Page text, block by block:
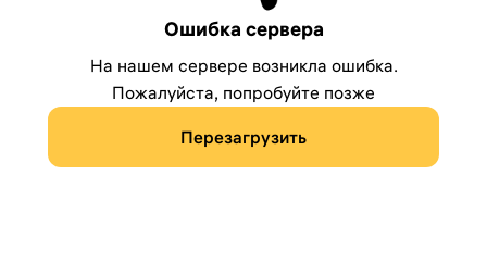
Ошибка сервера
На нашем сервере возникла ошибка.
Пожалуйста, попробуйте позже
Перезагрузить